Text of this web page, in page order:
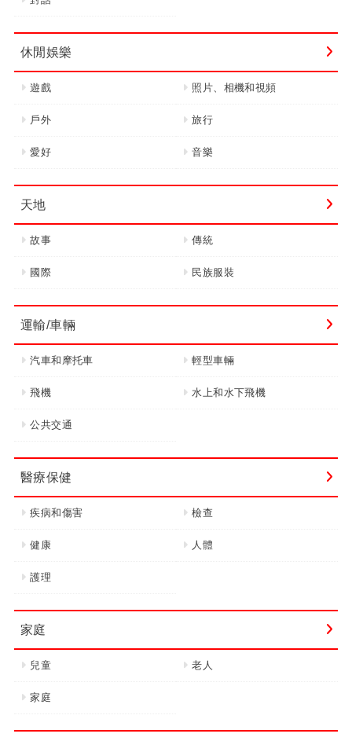
休閒娛樂
遊戲 照片、相機和視頻
戶外 旅行
愛好 音樂
天地
故事 傳統
國際 民族服裝
運輸/車輛
汽車和摩托車 輕型車輛
飛機 水上和水下飛機
公共交通
醫療保健
疾病和傷害 檢查
健康 人體
護理
家庭
兒童 老人
家庭